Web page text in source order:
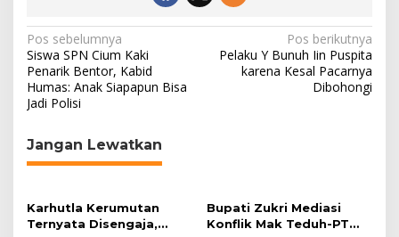
N
a
v
i
g
a
i
Pos sebelumnya
Siswa SPN Cium Kaki
Penarik Bentor, Kabid
Humas: Anak Siapapun Bisa
Jadi Polisi
Pos berikutnya
Pelaku Y Bunuh Iin Puspita
karena Kesal Pacarnya
Dibohongi
Jangan Lewatkan
Karhutla Kerumutan
Ternyata Disengaja,
Bupati Zukri Mediasi
Konflik Mak Teduh-PT